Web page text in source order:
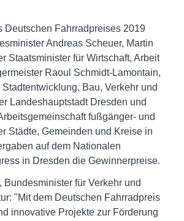
Deutschen Fahrradpreises 2019
Andreas Scheuer, Martin
Staatsminister für Wirtschaft, Arbeit
Raoul Schmidt-Lamontain,
Bau, Verkehr und
Landeshauptstadt Dresden und
fußgänger- und
Städte, Gemeinden und Kreise in
auf dem Nationalen
in Dresden die Gewinnerpreise.
Bundesminister für Verkehr und
"Mit dem Deutschen Fahrradpreis
innovative Projekte zur Förderung